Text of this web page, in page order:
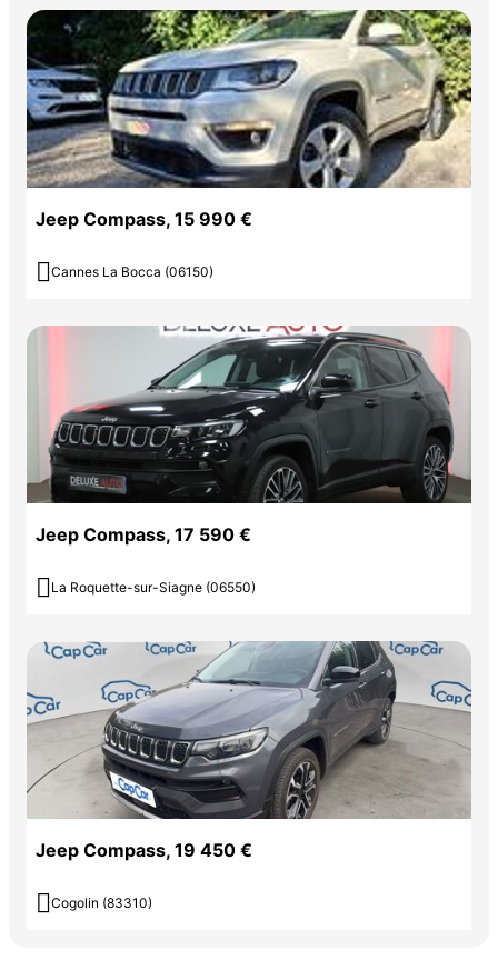
Jeep Compass, 15 990 €
 Cannes La Bocca (06150)
Jeep Compass, 17 590 €
 La Roquette-sur-Siagne (06550)
Jeep Compass, 19 450 €
 Cogolin (83310)